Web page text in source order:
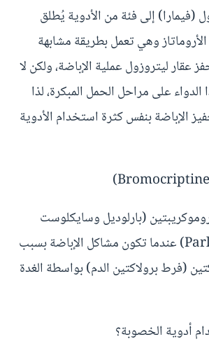
(فيمارا) إلى فئة من الأدوية يُطلق
وهي تعمل بطريقة مشابهة
عقار ليتروزول عملية الإباضة، ولكن لا
على مراحل الحمل المبكرة، لذا
الإباضة بنفس كثرة استخدام الأدوية
(بارلوديل وسايكلوست
Parlodel, Cycloset) عندما تكون مشاكل الإباضة بسبب
(فرط برولاكتين الدم) بواسطة الغدة
أدوية الخصوبة؟